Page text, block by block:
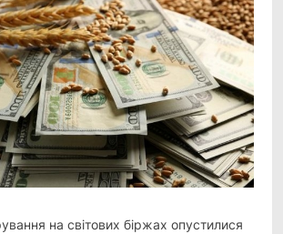
на світових біржах опустилися